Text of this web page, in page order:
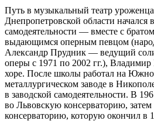
Путь в музыкальный театр
Днепропетровской области начался
самодеятельности — вместе с
выдающимся оперным певцом
Александр Прудник — ведущий
оперы с 1971 по 2002 гг.),
хоре. После школы работал на
металлургическом заводе в
в заводской самодеятельности. В
во Львовскую консерваторию,
консерваторию, которую окончил в